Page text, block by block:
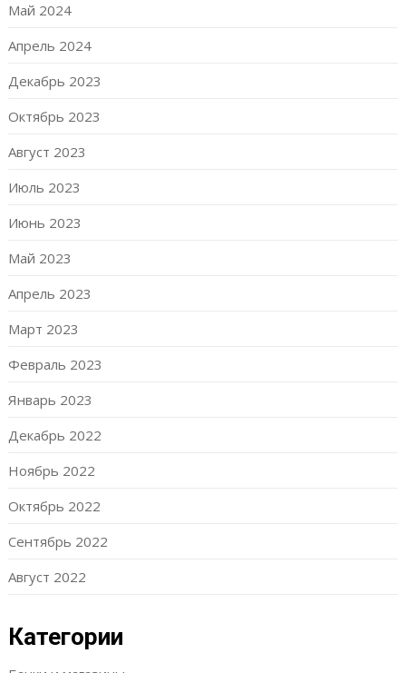
Май 2024
Апрель 2024
Декабрь 2023
Октябрь 2023
Август 2023
Июль 2023
Июнь 2023
Май 2023
Апрель 2023
Март 2023
Февраль 2023
Январь 2023
Декабрь 2022
Ноябрь 2022
Октябрь 2022
Сентябрь 2022
Август 2022
Категории